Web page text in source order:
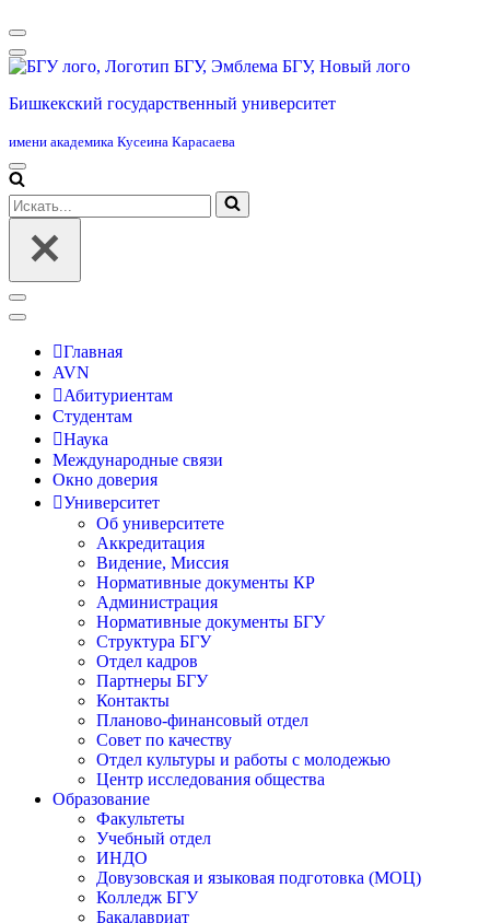
Меню
навигации
Бишкекский государственный университет
имени академика Кусеина Карасаева
Меню
навигации
Искать...
Меню
навигации
Главная
AVN
Абитуриентам
Студентам
Наука
Международные связи
Окно доверия
Университет
Об университете
Аккредитация
Видение, Миссия
Нормативные документы КР
Администрация
Нормативные документы БГУ
Структура БГУ
Отдел кадров
Партнеры БГУ
Контакты
Планово-финансовый отдел
Совет по качеству
Отдел культуры и работы с молодежью
Центр исследования общества
Образование
Факультеты
Учебный отдел
ИНДО
Довузовская и языковая подготовка (МОЦ)
Колледж БГУ
Бакалавриат